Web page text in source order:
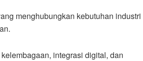
menghubungkan kebutuhan industri
integrasi digital, dan